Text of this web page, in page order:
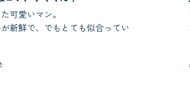
可愛いマン。
新鮮で、でもとても似合ってい